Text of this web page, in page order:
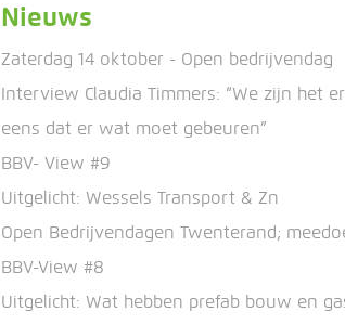
Nieuws
Zaterdag 14 oktober - Open bedrijvendag
Interview Claudia Timmers: “We zijn het
eens dat er wat moet gebeuren”
BBV- View #9
Uitgelicht: Wessels Transport & Zn
Open Bedrijvendagen Twenterand;
BBV-View #8
Uitgelicht: Wat hebben prefab bouw en